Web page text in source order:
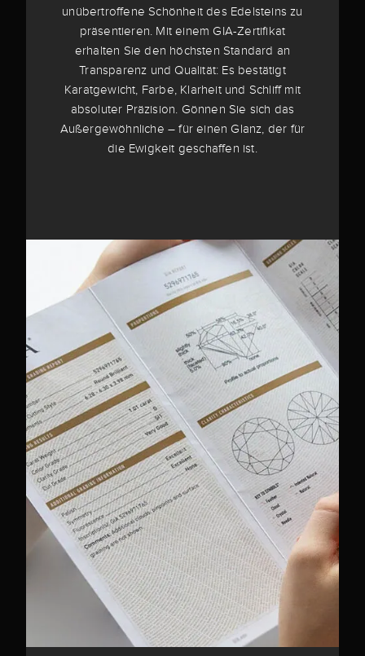
unübertroffene Schönheit des Edelsteins zu
präsentieren. Mit einem GIA-Zertifikat
erhalten Sie den höchsten Standard an
Transparenz und Qualität: Es bestätigt
Karatgewicht, Farbe, Klarheit und Schliff mit
absoluter Präzision. Gönnen Sie sich das
Außergewöhnliche – für einen Glanz, der für
die Ewigkeit geschaffen ist.